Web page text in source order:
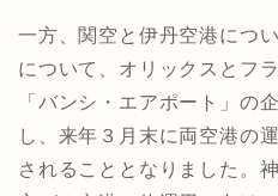
一方、関空と伊丹空港につ
について、オリックスとフ
「バンシ・エアポート」の
し、来年３月末に両空港の
されることとなりました。